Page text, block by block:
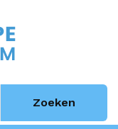
Zoeken